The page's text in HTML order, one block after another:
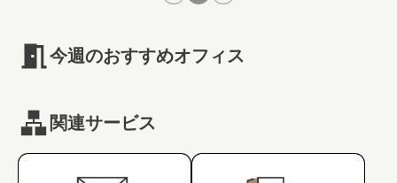
今週のおすすめオフィス
関連サービス